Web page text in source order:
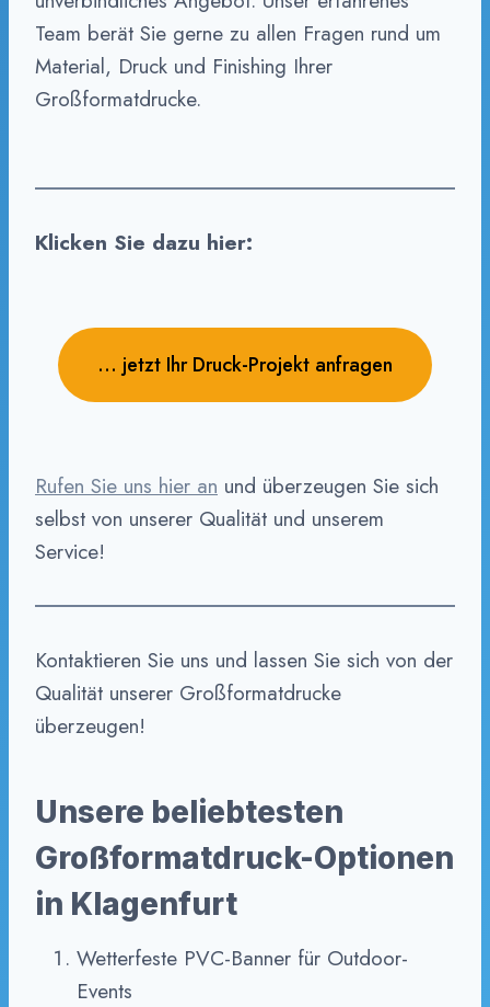
Team berät Sie gerne zu allen Fragen rund um
Material, Druck und Finishing Ihrer
Großformatdrucke.
Klicken Sie dazu hier:
… jetzt Ihr Druck-Projekt anfragen
Rufen Sie uns hier an und überzeugen Sie sich
selbst von unserer Qualität und unserem
Service!
Kontaktieren Sie uns und lassen Sie sich von der
Qualität unserer Großformatdrucke
überzeugen!
Unsere beliebtesten
Großformatdruck-Optionen
in Klagenfurt
Wetterfeste PVC-Banner für Outdoor-
Events